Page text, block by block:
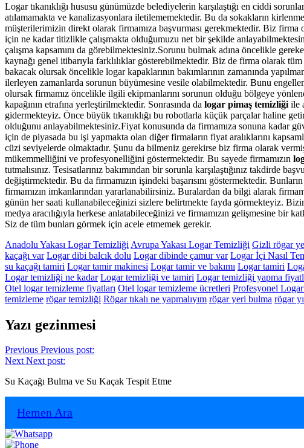
Logar tıkanıklığı hususu günümüzde belediyelerin karşılaştığı en ciddi
atılamamakta ve kanalizasyonlara iletilememektedir. Bu da sokakların
müşterilerimizin direkt olarak firmamıza başvurması gerekmektedir. Biz firma
için ne kadar titizlikle çalışmakta olduğumuzu net bir şekilde
çalışma kapsamını da görebilmektesiniz.Sorunu bulmak adına öncelikle
kaynağı genel itibarıyla farklılıklar gösterebilmektedir. Biz de firma olarak
bakacak olursak öncelikle logar kapaklarının bakımlarının zamanında
ilerleyen zamanlarda sorunun büyümesine vesile olabilmektedir. Bunu
olursak firmamız öncelikle ilgili ekipmanlarını sorunun olduğu bölgeye
kapağının etrafına yerleştirilmektedir. Sonrasında da logar pimaş temizliği ile
gidermekteyiz. Önce büyük tıkanıklığı bu robotlarla küçük parçalar haline
olduğunu anlayabilmektesiniz.Fiyat konusunda da firmamıza sonuna kadar
için de piyasada bu işi yapmakta olan diğer firmaların fiyat aralıklarını
cüzi seviyelerde olmaktadır. Şunu da bilmeniz gerekirse biz firma olarak
mükemmelliğini ve profesyonelliğini göstermektedir. Bu sayede firmamızın
tutmalısınız. Tesisatlarınız bakımından bir sorunla karşılaştığınız
değiştirmektedir. Bu da firmamızın işindeki başarısını göstermektedir.
firmamızın imkanlarından yararlanabilirsiniz. Buralardan da bilgi alarak
günün her saati kullanabileceğinizi sizlere belirtmekte fayda görmekteyiz.
medya aracılığıyla herkese anlatabileceğinizi ve firmamızın gelişmesine bir
Siz de tüm bunları görmek için acele etmemek gerekir.
Anadolu Yakası Logar Temizliği Avrupa Yakası Logar Temizliği Gizli rögar
kaçağı var Logar dibi balcık dolu Logar dibinde çamur var Logar İçi Nasıl
su kaçağı tamiri Logar tamir makinesi Logar tamir ve bakımı Logar tamiri
Logar temizliği ne kadar Logar temizliği ve tamiri Logar temizliği yapma
Otel logar temizleme fiyatları Otel logar temizleme ücretleri Profesyonel
temizleme rögar temizliği Rögar tıkalı ne yapmalıyım rögar yeri bulma rögar
Yazı gezinmesi
Previous Previous post:
Next Next post:
Su Kaçağı Bulma ve Su Kaçak Tespit Etme
Hemen Ara